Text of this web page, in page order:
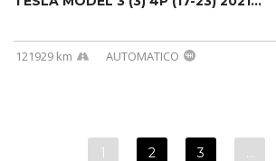
121929 km AUTOMATICO
1 2 3 …